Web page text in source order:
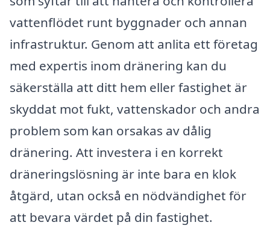
vattenflödet runt byggnader och annan
infrastruktur. Genom att anlita ett företag
med expertis inom dränering kan du
säkerställa att ditt hem eller fastighet är
skyddat mot fukt, vattenskador och andra
problem som kan orsakas av dålig
dränering. Att investera i en korrekt
dräneringslösning är inte bara en klok
åtgärd, utan också en nödvändighet för
att bevara värdet på din fastighet.